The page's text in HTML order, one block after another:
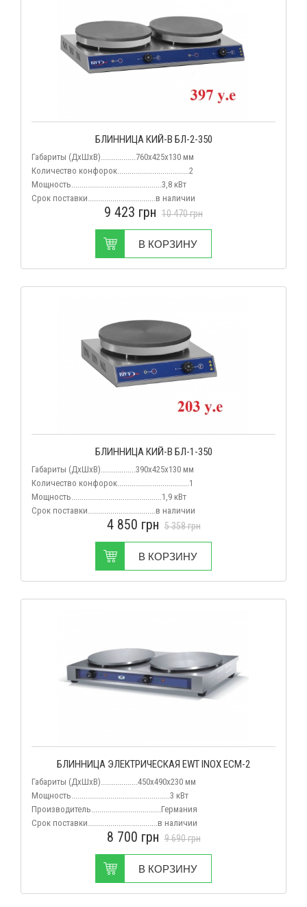
БЛИННИЦА КИЙ-В БЛ-2-350
Габариты (ДхШхВ).................760х425х130 мм
Количество конфорок...................................2
Мощность............................................3,8 кВт
Срок поставки.................................в наличии
9 423 грн 10 470грн
В КОРЗИНУ
БЛИННИЦА КИЙ-В БЛ-1-350
Габариты (ДхШхВ).................390х425х130 мм
Количество конфорок...................................1
Мощность............................................1,9 кВт
Срок поставки.................................в наличии
4 850 грн 5 358грн
В КОРЗИНУ
БЛИННИЦА ЭЛЕКТРИЧЕСКАЯ EWT INOX ECM-2
Габариты (ДхШхВ)..................450х490х230 мм
Мощность................................................3 кВт
Производитель..................................Германия
Срок поставки..................................в наличии
8 700 грн 9 690грн
В КОРЗИНУ